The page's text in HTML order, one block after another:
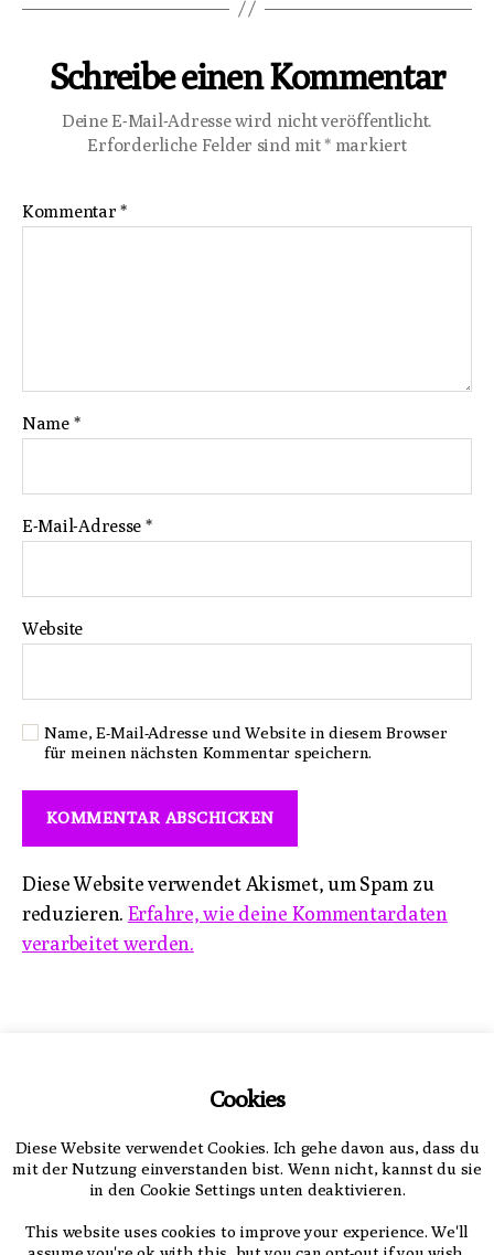
Schreibe einen Kommentar
Deine E-Mail-Adresse wird nicht veröffentlicht.
Erforderliche Felder sind mit* markiert
Kommentar*
Name *
E-Mail-Adresse *
Website
Name, E-Mail-Adresse und Website in diesem Browser
für meinen nächsten Kommentar speichern.
Diese Website verwendet Akismet, um Spam zu
reduzieren. Erfahre, wie deine Kommentardaten
verarbeitet werden.
Datenschutzerklärung
Cookies
Diese Website verwendet Cookies. Ich gehe davon aus, dass du
mit der Nutzung einverstanden bist. Wenn nicht, kannst du sie
in den Cookie Settings unten deaktivieren.
This website uses cookies to improve your experience. We'll